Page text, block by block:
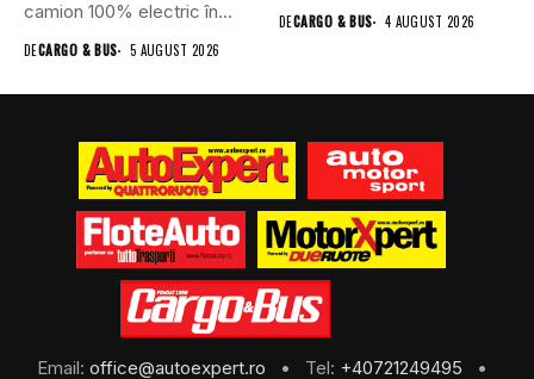
camion 100% electric în...
DECARGO & BUS 5 AUGUST 2026
DECARGO & BUS 4 AUGUST 2026
Email: office@autoexpert.ro • Tel: +40721249495 •